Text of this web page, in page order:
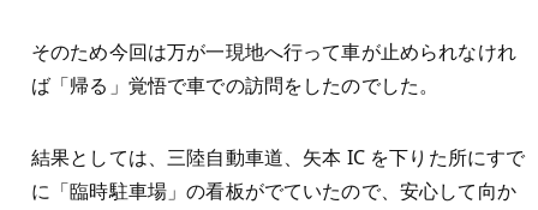
そのため今回は万が一現地へ行って車が止められなけれ
ば「帰る」覚悟で車での訪問をしたのでした。
結果としては、三陸自動車道、矢本 IC を下りた所にすで
に「臨時駐車場」の看板がでていたので、安心して向か